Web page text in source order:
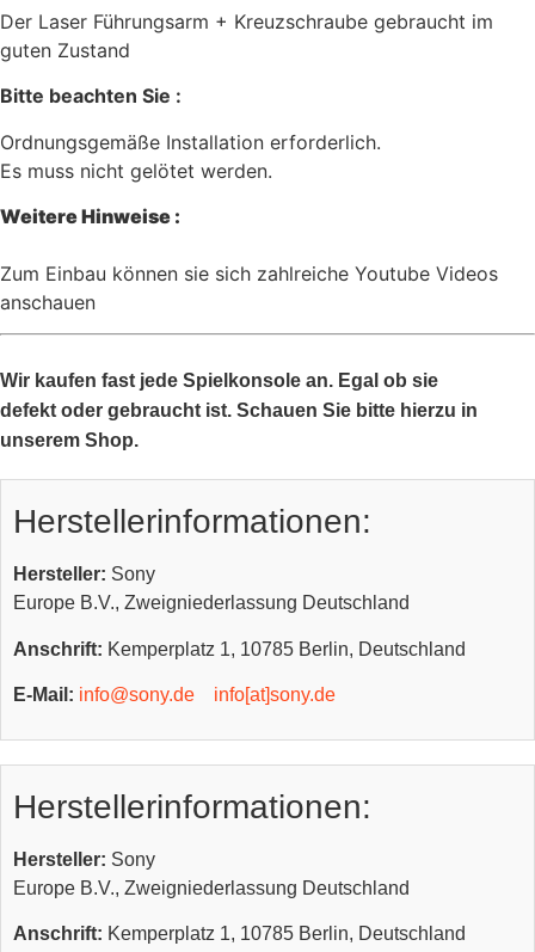
Der Laser Führungsarm + Kreuzschraube gebraucht im
guten Zustand
Bitte beachten Sie :
Ordnungsgemäße Installation erforderlich.
Es muss nicht gelötet werden.
Weitere Hinweise :
Zum Einbau können sie sich zahlreiche Youtube Videos
anschauen
Wir kaufen fast jede Spielkonsole an. Egal ob sie
defekt oder gebraucht ist. Schauen Sie bitte hierzu in
unserem Shop.
Herstellerinformationen:
Hersteller: Sony
Europe B.V., Zweigniederlassung Deutschland
Anschrift: Kemperplatz 1, 10785 Berlin, Deutschland
E-Mail: info@sony.de info[at]sony.de
Herstellerinformationen:
Hersteller: Sony
Europe B.V., Zweigniederlassung Deutschland
Anschrift: Kemperplatz 1, 10785 Berlin, Deutschland